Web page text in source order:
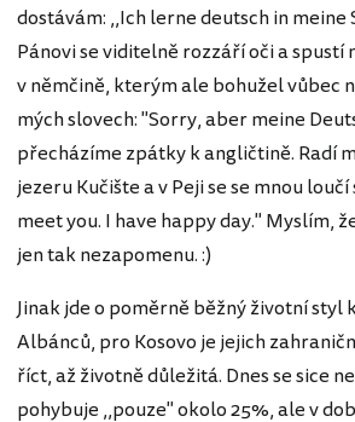
dostávám: ,,Ich lerne deutsch in meine
Pánovi se viditelně rozzáří oči a spustí
v němčině, kterým ale bohužel vůbec
mých slovech: "Sorry, aber meine
přecházíme zpátky k angličtině. Radí
jezeru Kučište a v Peji se se mnou
meet you. I have happy day." Myslím,
jen tak nezapomenu. :)
Jinak jde o poměrně běžný životní styl
Albánců, pro Kosovo je jejich
říct, až životně důležitá. Dnes se sice
pohybuje ,,pouze" okolo 25%, ale v